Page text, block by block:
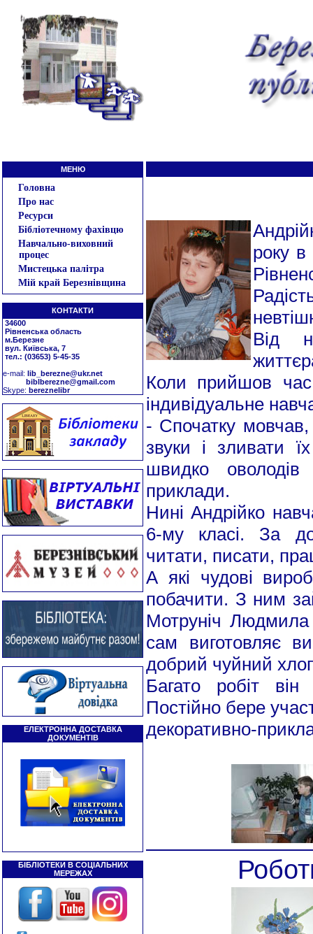
МЕНЮ
Головна
Про нас
Ресурси
Бібліотечному фахівцю
Навчально-виховний
процес
Мистецька палітра
Мій край Березнівщина
КОНТАКТИ
34600
Рівненська область
м.Березне
вул. Київська, 7
тел.: (03653) 5-45-35
е-mail: lib_berezne@ukr.net
biblberezne@gmail.com
Skype: bereznelibr
ЕЛЕКТРОННА ДОСТАВКА
ДОКУМЕНТІВ
БІБЛІОТЕКИ В СОЦІАЛЬНИХ
МЕРЕЖАХ
року в
Від
Коли прийшов
індивідуальне
- Спочатку
звуки і зливати
швидко оволодів
приклади.
Нині Андрійко
6-му класі. За
читати, писати,
А які чудові
побачити. З ним
Мотруніч Людмила
сам виготовляє
добрий чуйний
Багато робіт
Постійно бере
декоративно-